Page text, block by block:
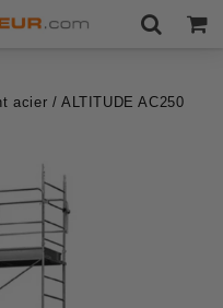
acier / ALTITUDE AC250